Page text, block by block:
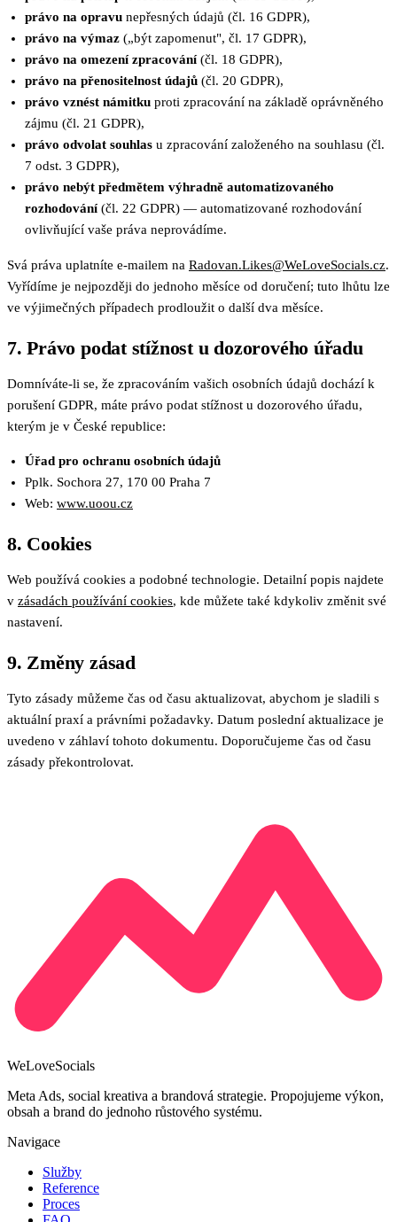
právo na opravu nepřesných údajů (čl. 16 GDPR),
právo na výmaz („být zapomenut", čl. 17 GDPR),
právo na omezení zpracování(čl. 18 GDPR),
právo na přenositelnost údajů (čl. 20 GDPR),
právo vznést námitku proti zpracování na základě oprávněného
zájmu (čl. 21 GDPR),
právo odvolat souhlas u zpracování založeného na souhlasu (čl.
7 odst. 3 GDPR),
právo nebýt předmětem výhradně automatizovaného
rozhodování (čl. 22 GDPR) — automatizované rozhodování
ovlivňující vaše práva neprovádíme.
Svá práva uplatníte e-mailem na Radovan.Likes@WeLoveSocials.cz.
Vyřídíme je nejpozději do jednoho měsíce od doručení; tuto lhůtu lze
ve výjimečných případech prodloužit o další dva měsíce.
7. Právo podat stížnost u dozorového úřadu
Domníváte-li se, že zpracováním vašich osobních údajů dochází k
porušení GDPR, máte právo podat stížnost u dozorového úřadu,
kterým je v České republice:
Úřad pro ochranu osobních údajů
Pplk. Sochora 27, 170 00 Praha 7
Web: www.uoou.cz
8. Cookies
Web používá cookies a podobné technologie. Detailní popis najdete
v zásadách používání cookies, kde můžete také kdykoliv změnit své
nastavení.
9. Změny zásad
Tyto zásady můžeme čas od času aktualizovat, abychom je sladili s
aktuální praxí a právními požadavky. Datum poslední aktualizace je
uvedeno v záhlaví tohoto dokumentu. Doporučujeme čas od času
zásady překontrolovat.
WeLoveSocials
Meta Ads, social kreativa a brandová strategie. Propojujeme výkon,
obsah a brand do jednoho růstového systému.
Navigace
Služby
Reference
Proces